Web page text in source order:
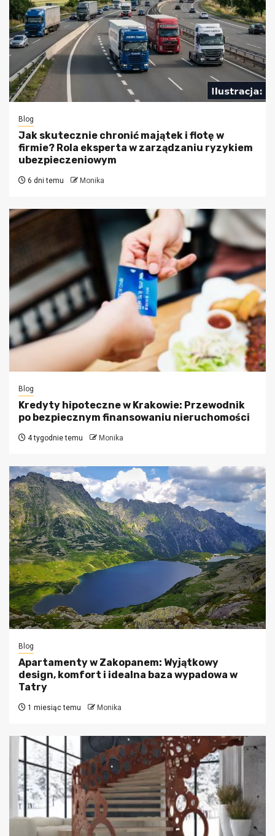
Blog
Jak skutecznie chronić majątek i flotę w
firmie? Rola eksperta w zarządzaniu ryzykiem
ubezpieczeniowym
6 dni temu Monika
Blog
Kredyty hipoteczne w Krakowie: Przewodnik
po bezpiecznym finansowaniu nieruchomości
4 tygodnie temu Monika
Blog
Apartamenty w Zakopanem: Wyjątkowy
design, komfort i idealna baza wypadowa w
Tatry
1 miesiąc temu Monika